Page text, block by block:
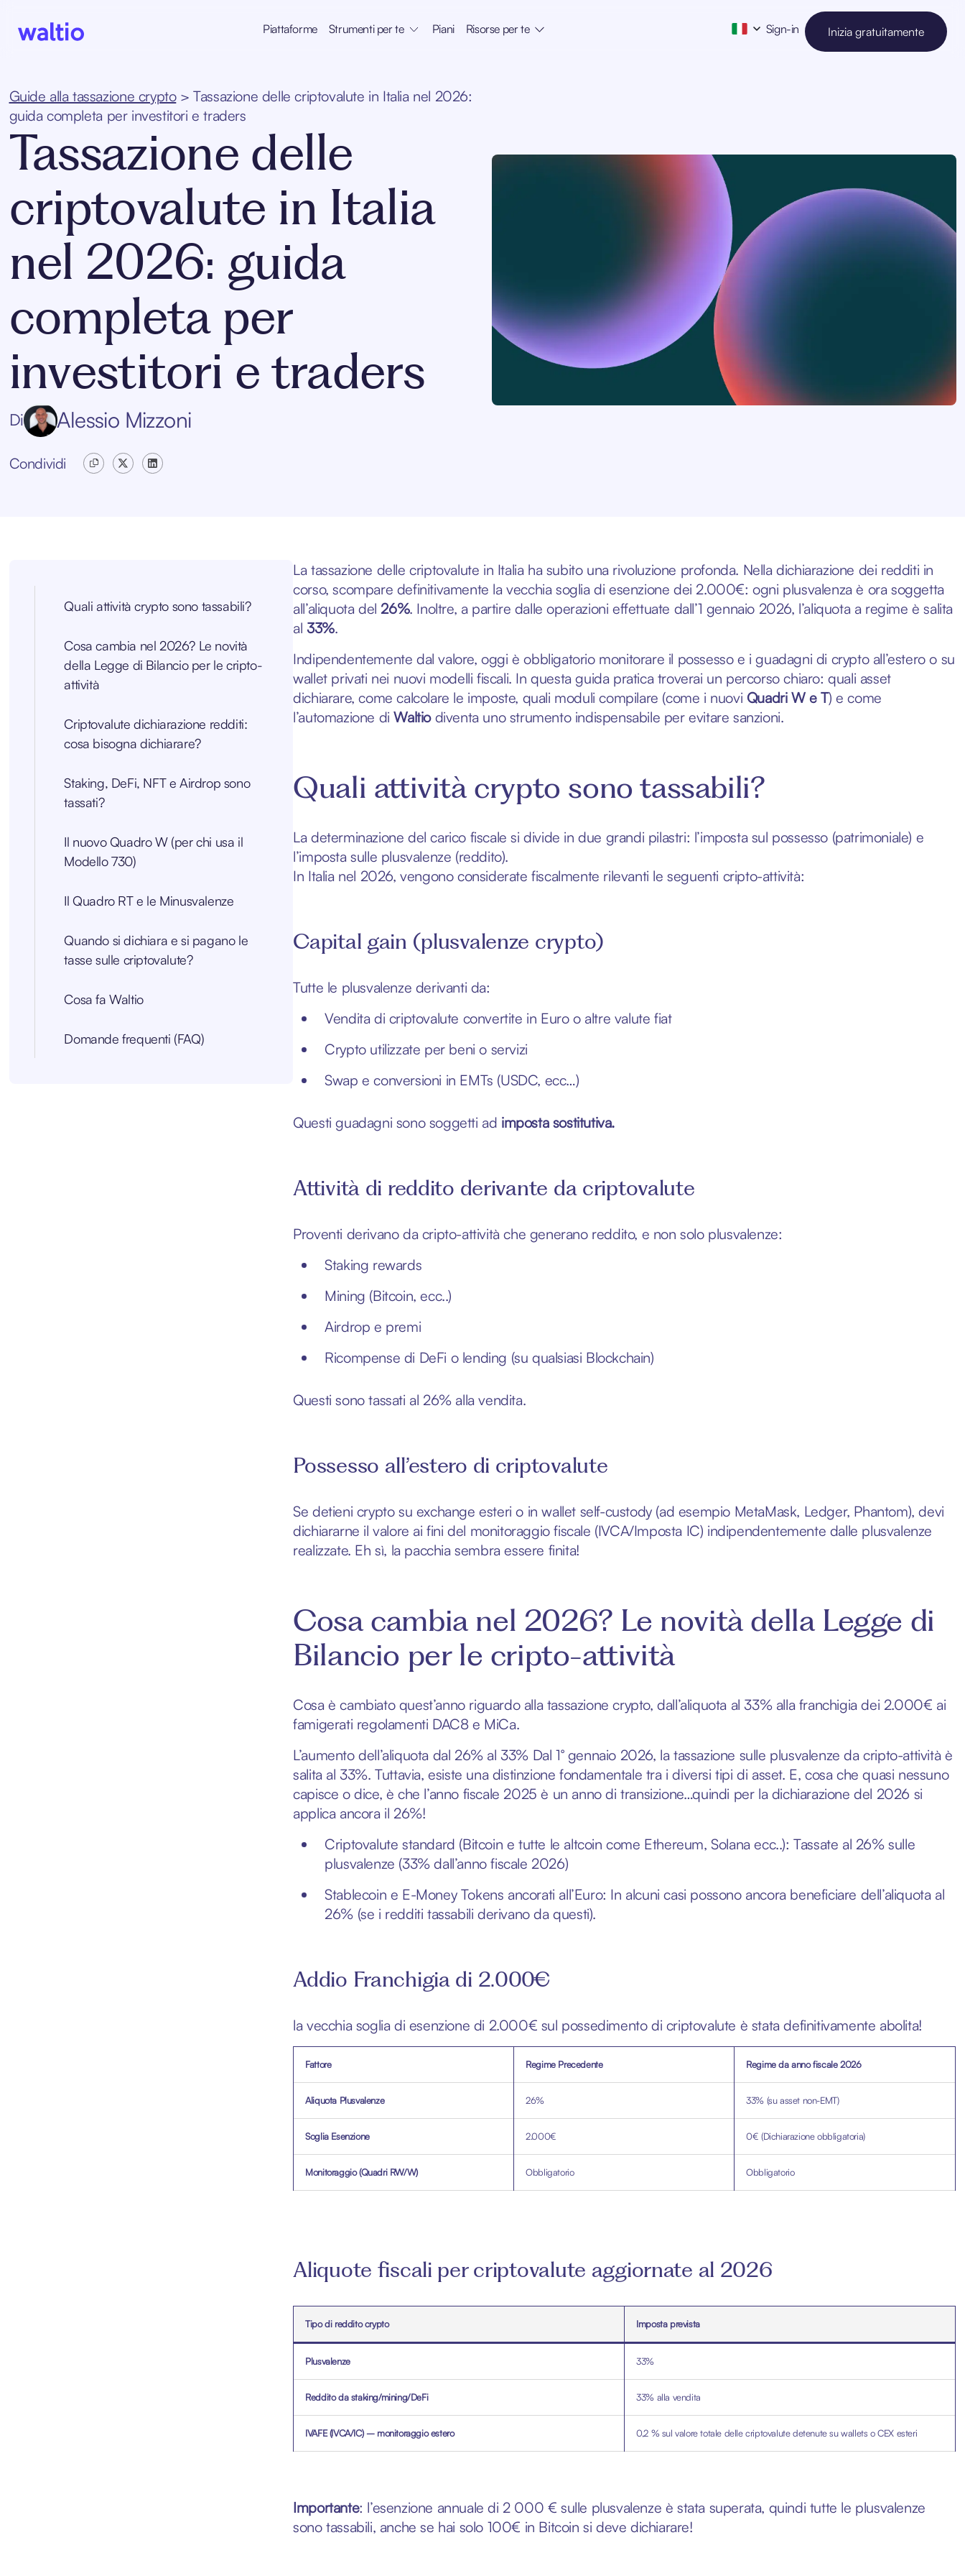
Piattaforme Strumenti per te Piani Risorse per te Sign-in Inizia gratuitamente
Guide alla tassazione crypto>Tassazione delle criptovalute in Italia nel 2026:
guida completa per investitori e traders
Tassazione delle
criptovalute in Italia
nel 2026: guida
completa per
investitori e traders
Di Alessio Mizzoni
Condividi
Quali attività crypto sono tassabili?
Cosa cambia nel 2026? Le novità
della Legge di Bilancio per le cripto-
attività
Criptovalute dichiarazione redditi:
cosa bisogna dichiarare?
Staking, DeFi, NFT e Airdrop sono
tassati?
Il nuovo Quadro W (per chi usa il
Modello 730)
Il Quadro RT e le Minusvalenze
Quando si dichiara e si pagano le
tasse sulle criptovalute?
Cosa fa Waltio
Domande frequenti (FAQ)
La tassazione delle criptovalute in Italia ha subito una rivoluzione profonda. Nella dichiarazione dei redditi in
corso, scompare definitivamente la vecchia soglia di esenzione dei 2.000€: ogni plusvalenza è ora soggetta
all’aliquota del 26%. Inoltre, a partire dalle operazioni effettuate dall’1 gennaio 2026, l’aliquota a regime è salita
al 33%.
Indipendentemente dal valore, oggi è obbligatorio monitorare il possesso e i guadagni di crypto all’estero o su
wallet privati nei nuovi modelli fiscali. In questa guida pratica troverai un percorso chiaro: quali asset
dichiarare, come calcolare le imposte, quali moduli compilare (come i nuovi Quadri W e T) e come
l’automazione diWaltiodiventa uno strumento indispensabile per evitare sanzioni.
Quali attività crypto sono tassabili?
La determinazione del carico fiscale si divide in due grandi pilastri: l’imposta sul possesso (patrimoniale) e
l’imposta sulle plusvalenze (reddito).
In Italia nel 2026, vengono considerate fiscalmente rilevanti le seguenti cripto-attività:
Capital gain (plusvalenze crypto)
Tutte le plusvalenze derivanti da:
Vendita di criptovalute convertite in Euro o altre valute fiat
Crypto utilizzate per beni o servizi
Swap e conversioni in EMTs (USDC, ecc…)
Questi guadagni sono soggetti ad imposta sostitutiva.
Attività di reddito derivante da criptovalute
Proventi derivano da cripto-attività che generano reddito, e non solo plusvalenze:
Staking rewards
Mining (Bitcoin, ecc..)
Airdrop e premi
Ricompense di DeFi o lending (su qualsiasi Blockchain)
Questi sono tassati al 26% alla vendita.
Possesso all’estero di criptovalute
Se detieni crypto su exchange esteri o in wallet self-custody (ad esempio MetaMask, Ledger, Phantom), devi
dichiararne il valore ai fini del monitoraggio fiscale (IVCA/Imposta IC) indipendentemente dalle plusvalenze
realizzate. Eh sì, la pacchia sembra essere finita!
Cosa cambia nel 2026? Le novità della Legge di
Bilancio per le cripto-attività
Cosa è cambiato quest’anno riguardo alla tassazione crypto, dall’aliquota al 33% alla franchigia dei 2.000€ ai
famigerati regolamenti DAC8 e MiCa.
L’aumento dell’aliquota dal 26% al 33% Dal 1° gennaio 2026, la tassazione sulle plusvalenze da cripto-attività è
salita al 33%. Tuttavia, esiste una distinzione fondamentale tra i diversi tipi di asset. E, cosa che quasi nessuno
capisce o dice, è che l’anno fiscale 2025 è un anno di transizione…quindi per la dichiarazione del 2026 si
applica ancora il 26%!
Criptovalute standard (Bitcoin e tutte le altcoin come Ethereum, Solana ecc..): Tassate al 26% sulle
plusvalenze (33% dall’anno fiscale 2026)
Stablecoin e E-Money Tokens ancorati all’Euro: In alcuni casi possono ancora beneficiare dell’aliquota al
26% (se i redditi tassabili derivano da questi).
Addio Franchigia di 2.000€
la vecchia soglia di esenzione di 2.000€ sul possedimento di criptovalute è stata definitivamente abolita!
Fattore Regime Precedente Regime da anno fiscale 2026
Aliquota Plusvalenze 26% 33% (su asset non-EMT)
Soglia Esenzione 2.000€ 0€ (Dichiarazione obbligatoria)
Monitoraggio (Quadri RW/W) Obbligatorio Obbligatorio
Aliquote fiscali per criptovalute aggiornate al 2026
Tipo di reddito crypto Imposta prevista
Plusvalenze 33%
Reddito da staking/mining/DeFi 33% alla vendita
IVAFE (IVCA/IC) – monitoraggio estero 0,2 % sul valore totale delle criptovalute detenute su wallets o CEX esteri
Importante: l’esenzione annuale di 2 000 € sulle plusvalenze è stata superata, quindi tutte le plusvalenze
sono tassabili, anche se hai solo 100€ in Bitcoin si deve dichiarare!